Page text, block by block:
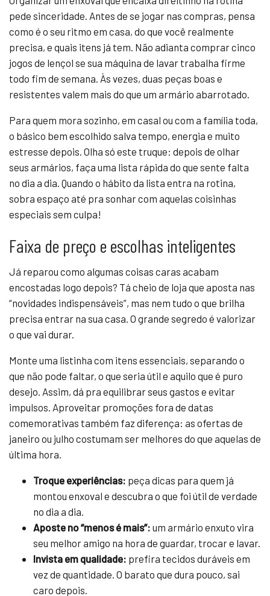
pede sinceridade. Antes de se jogar nas compras, pensa
como é o seu ritmo em casa, do que você realmente
precisa, e quais itens já tem. Não adianta comprar cinco
jogos de lençol se sua máquina de lavar trabalha firme
todo fim de semana. Às vezes, duas peças boas e
resistentes valem mais do que um armário abarrotado.
Para quem mora sozinho, em casal ou com a família toda,
o básico bem escolhido salva tempo, energia e muito
estresse depois. Olha só este truque: depois de olhar
seus armários, faça uma lista rápida do que sente falta
no dia a dia. Quando o hábito da lista entra na rotina,
sobra espaço até pra sonhar com aquelas coisinhas
especiais sem culpa!
Faixa de preço e escolhas inteligentes
Já reparou como algumas coisas caras acabam
encostadas logo depois? Tá cheio de loja que aposta nas
“novidades indispensáveis”, mas nem tudo o que brilha
precisa entrar na sua casa. O grande segredo é valorizar
o que vai durar.
Monte uma listinha com itens essenciais, separando o
que não pode faltar, o que seria útil e aquilo que é puro
desejo. Assim, dá pra equilibrar seus gastos e evitar
impulsos. Aproveitar promoções fora de datas
comemorativas também faz diferença: as ofertas de
janeiro ou julho costumam ser melhores do que aquelas de
última hora.
Troque experiências: peça dicas para quem já
montou enxoval e descubra o que foi útil de verdade
no dia a dia.
Aposte no “menos é mais”: um armário enxuto vira
seu melhor amigo na hora de guardar, trocar e lavar.
Invista em qualidade: prefira tecidos duráveis em
vez de quantidade. O barato que dura pouco, sai
caro depois.